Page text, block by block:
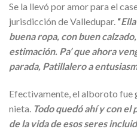
Se la llevó por amor para el
jurisdicción de Valledupar. “
buena ropa, con buen
estimación. Pa’ que ahora
parada, Patillalero a
Efectivamente, el alboroto fue
nieta. Todo quedó ahí y con el
de la vida de esos seres